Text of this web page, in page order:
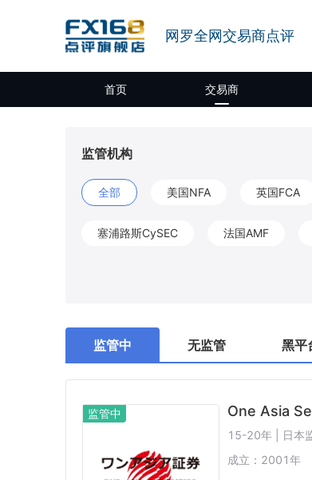
网罗全网交易商点评
首页 交易商
监管机构
全部 美国NFA 英国FCA
塞浦路斯CySEC 法国AMF
马耳他MFSA 柬埔寨SERC
监管中 无监管 黑平
监管中 One Asia
15-20年 | 日本
成立： 2001年